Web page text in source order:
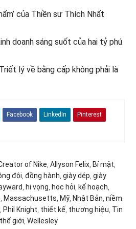
của Thiền sư Thích Nhất
doanh sáng suốt của hai tỷ phú
lý về bằng cấp không phải là
Facebook LinkedIn Pinterest
of Nike,Allyson Felix, Bí mật,
đội,đồng hành,giày dép,giày
, hi vọng, học hỏi, kế hoạch,
, Massachusetts, Mỹ, Nhật Bản,niềm
, Phil Knight, thiết kế, thương hiệu, Tin
giới,Wellesley